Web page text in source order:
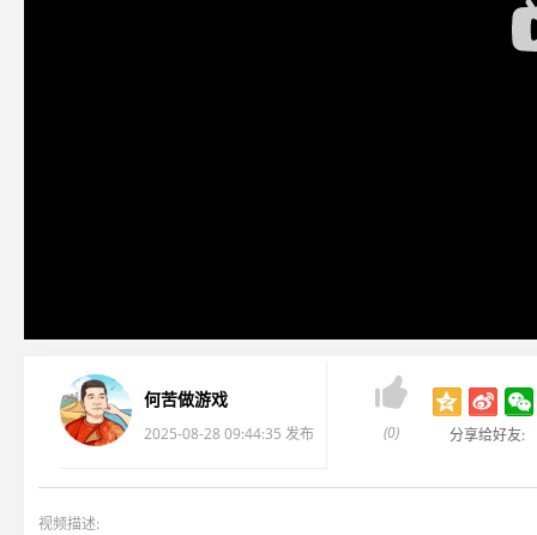
何苦做游戏
2025-08-28 09:44:35 发布

(0) 分享给好友:
视频描述: